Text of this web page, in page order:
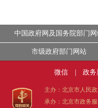
中国政府网及国务院部门
市级政府部门网站
微信 政务
主办：北京市人民
承办：北京市政务